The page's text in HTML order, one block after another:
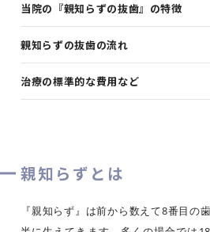
当院の『親知らずの抜歯』の特徴
親知らずの抜歯の流れ
治療の標準的な費用など
親知らずとは
『親知らず』は前から数えて8番目の